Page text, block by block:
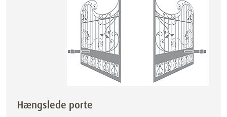
Hængslede porte